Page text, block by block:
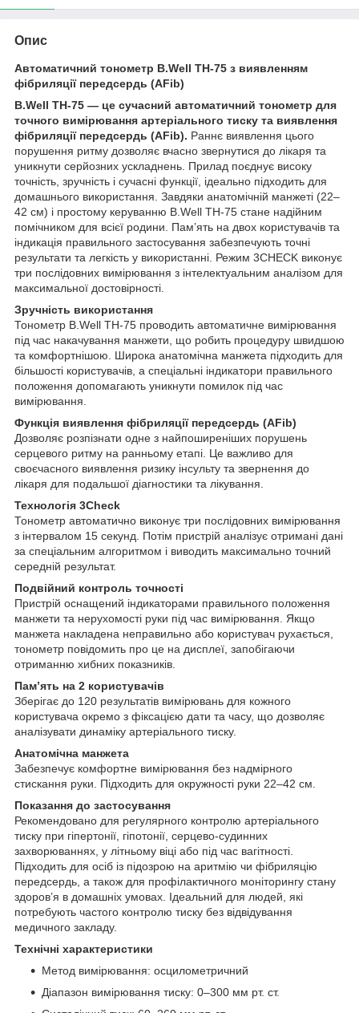
Опис
Автоматичний тонометр B.Well TH-75 з виявленням
фібриляції передсердь (AFib)
B.Well TH-75 — це сучасний автоматичний тонометр для
точного вимірювання артеріального тиску та виявлення
фібриляції передсердь (AFib). Раннє виявлення цього
порушення ритму дозволяє вчасно звернутися до лікаря та
уникнути серйозних ускладнень. Прилад поєднує високу
точність, зручність і сучасні функції, ідеально підходить для
домашнього використання. Завдяки анатомічній манжеті (22–
42 см) і простому керуванню B.Well TH-75 стане надійним
помічником для всієї родини. Пам’ять на двох користувачів та
індикація правильного застосування забезпечують точні
результати та легкість у використанні. Режим 3CHECK виконує
три послідовних вимірювання з інтелектуальним аналізом для
максимальної достовірності.
Зручність використання
Тонометр B.Well TH-75 проводить автоматичне вимірювання
під час накачування манжети, що робить процедуру швидшою
та комфортнішою. Широка анатомічна манжета підходить для
більшості користувачів, а спеціальні індикатори правильного
положення допомагають уникнути помилок під час
вимірювання.
Функція виявлення фібриляції передсердь (AFib)
Дозволяє розпізнати одне з найпоширеніших порушень
серцевого ритму на ранньому етапі. Це важливо для
своєчасного виявлення ризику інсульту та звернення до
лікаря для подальшої діагностики та лікування.
Технологія 3Check
Тонометр автоматично виконує три послідовних вимірювання
з інтервалом 15 секунд. Потім пристрій аналізує отримані дані
за спеціальним алгоритмом і виводить максимально точний
середній результат.
Подвійний контроль точності
Пристрій оснащений індикаторами правильного положення
манжети та нерухомості руки під час вимірювання. Якщо
манжета накладена неправильно або користувач рухається,
тонометр повідомить про це на дисплеї, запобігаючи
отриманню хибних показників.
Пам’ять на 2 користувачів
Зберігає до 120 результатів вимірювань для кожного
користувача окремо з фіксацією дати та часу, що дозволяє
аналізувати динаміку артеріального тиску.
Анатомічна манжета
Забезпечує комфортне вимірювання без надмірного
стискання руки. Підходить для окружності руки 22–42 см.
Показання до застосування
Рекомендовано для регулярного контролю артеріального
тиску при гіпертонії, гіпотонії, серцево-судинних
захворюваннях, у літньому віці або під час вагітності.
Підходить для осіб із підозрою на аритмію чи фібриляцію
передсердь, а також для профілактичного моніторингу стану
здоров’я в домашніх умовах. Ідеальний для людей, які
потребують частого контролю тиску без відвідування
медичного закладу.
Технічні характеристики
Метод вимірювання: осцилометричний
Діапазон вимірювання тиску: 0–300 мм рт. ст.